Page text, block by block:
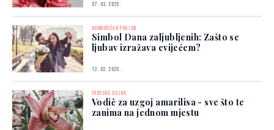
07. 03. 2025.
ROMANTIČAN POKLON
Simbol Dana zaljubljenih: Zašto se
ljubav izražava cvijećem?
13. 02. 2025.
TROPSKA BILJKA
Vodič za uzgoj amarilisa - sve što te
zanima na jednom mjestu